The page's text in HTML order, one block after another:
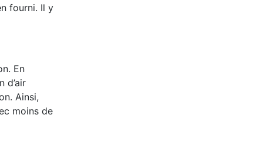
fourni. Il y
En
d’air
Ainsi,
moins de